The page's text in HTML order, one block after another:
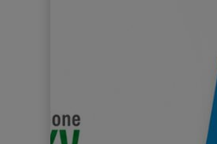
chiedere la conferma dell’esistenza o
ottenere le indicazioni circa le finalità
dei dati personali, i destinatari o le
dati personali sono stati o saranno
ottenere la rettifica e la cancellazione dei
ottenere la limitazione del trattamento.
ottenere la portabilità dei dati, ossia